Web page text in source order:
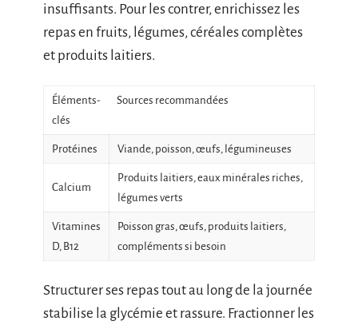
insuffisants. Pour les contrer, enrichissez les
repas en fruits, légumes, céréales complètes
et produits laitiers.
Éléments-
clés
Sources recommandées
Protéines Viande, poisson, œufs, légumineuses
Calcium
Produits laitiers, eaux minérales riches,
légumes verts
Vitamines
D, B12
Poisson gras, œufs, produits laitiers,
compléments si besoin
Structurer ses repas tout au long de la journée
stabilise la glycémie et rassure. Fractionner les